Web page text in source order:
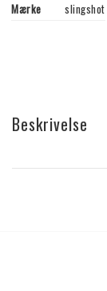
Mærke
slingshot
Beskrivelse